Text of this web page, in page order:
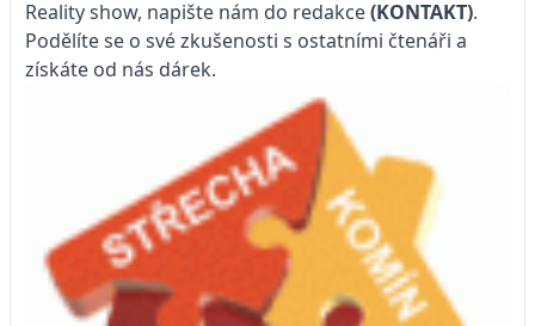
Reality show, napište nám do redakce(KONTAKT).
Podělíte se o své zkušenosti s ostatními čtenáři a
získáte od nás dárek.